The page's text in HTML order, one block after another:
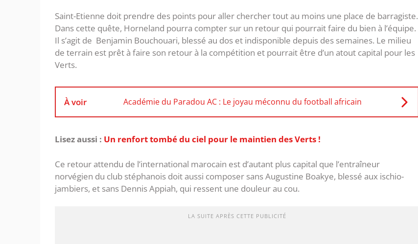
Saint-Etienne doit prendre des points pour aller chercher tout au moins une place de barragiste.
Dans cette quête, Horneland pourra compter sur un retour qui pourrait faire du bien à l’équipe.
Il s’agit de Benjamin Bouchouari, blessé au dos et indisponible depuis des semaines. Le milieu
de terrain est prêt à faire son retour à la compétition et pourrait être d’un atout capital pour les
Verts.
À voir Académie du Paradou AC : Le joyau méconnu du football africain
Lisez aussi : Un renfort tombé du ciel pour le maintien des Verts !
Ce retour attendu de l’international marocain est d’autant plus capital que l’entraîneur
norvégien du club stéphanois doit aussi composer sans Augustine Boakye, blessé aux ischio-
jambiers, et sans Dennis Appiah, qui ressent une douleur au cou.
LA SUITE APRÈS CETTE PUBLICITÉ